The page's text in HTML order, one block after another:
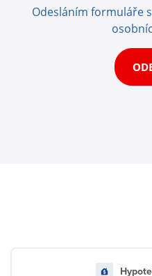
Odesláním formuláře